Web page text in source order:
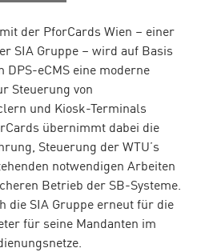
der PforCards Wien – einer
SIA Gruppe – wird auf Basis
eCMS eine moderne
Steuerung von
und Kiosk-Terminals
übernimmt dabei die
Steuerung der WTU’s
notwendigen Arbeiten
Betrieb der SB-Systeme.
die SIA Gruppe erneut für die
für seine Mandanten im